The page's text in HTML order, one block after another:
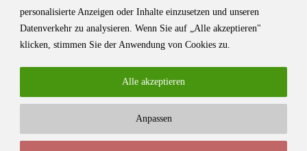
personalisierte Anzeigen oder Inhalte einzusetzen und unseren
Datenverkehr zu analysieren. Wenn Sie auf „Alle akzeptieren"
klicken, stimmen Sie der Anwendung von Cookies zu.
Anpassen
Alle akzeptieren
Das Schriftstellerhaus ist ein beliebter Treffpunkt für Autorinnen und
Autoren aus Stuttgart und der Region sowie ein Veranstaltungsort für
Lesungen, Tagungen und Schreibwerkstätten.
© Stuttgarter Schriftstellerhaus